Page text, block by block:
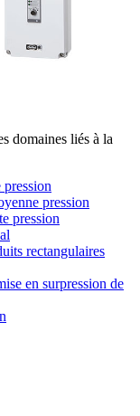
domaines liés à la
pression
pression
pression
rectangulaires
en surpression de